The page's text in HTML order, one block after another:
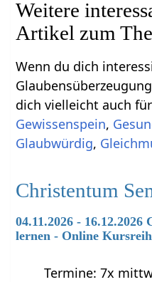
Weitere
Artikel zum
Wenn du dich
dich vielleicht auch für
Gewissenspein,
Glaubwürdig,
Christentum
04.11.2026 -
lernen - Online
Termine: 7x